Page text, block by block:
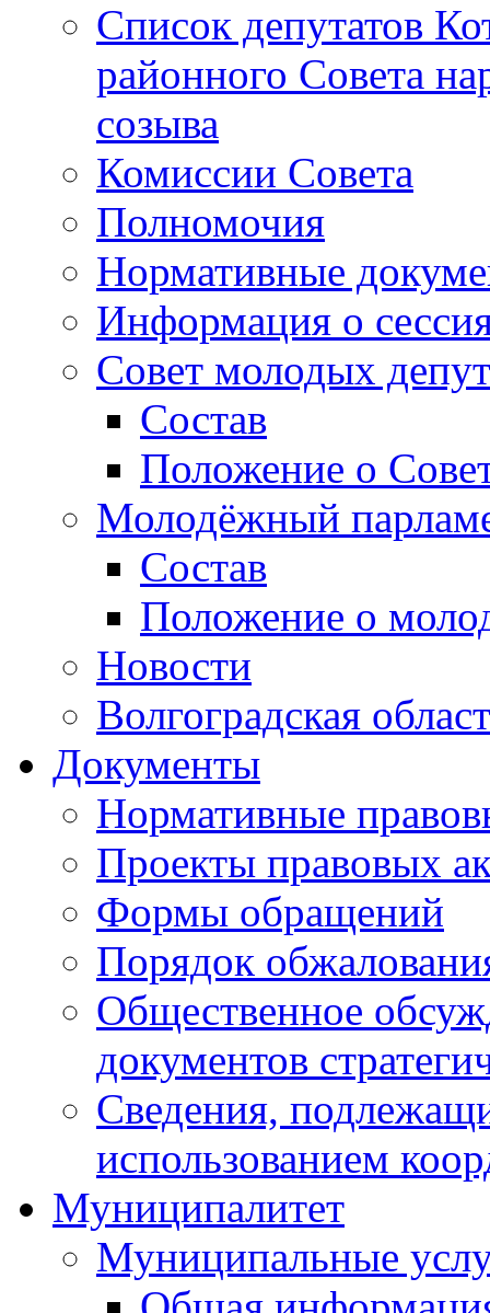
Список депутатов
районного Совета
созыва
Комиссии Совета
Полномочия
Нормативные
Информация о
Совет молодых
Состав
Положение о
Молодёжный
Состав
Положение о
Новости
Волгоградская
Документы
Нормативные
Проекты правовых
Формы обращений
Порядок
Общественное
документов
Сведения,
использованием
Муниципалитет
Муниципальные